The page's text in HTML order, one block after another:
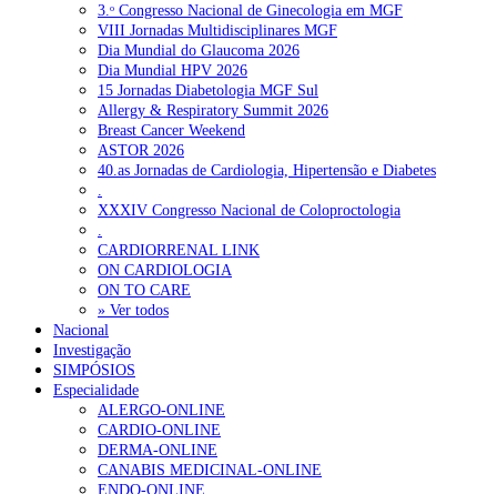
Quase 11.900 jovens recorreram aos cheques psicólogo e
nutricionista no primeiro mês 7 de Agosto, 2026
ULS de Coimbra estreia cirurgia endoscópica do ouvido com
apoio robótico em Portugal 7 de Agosto, 2026
Enfermeiros exigem esclarecimentos sobre eventual gestão
privada da ULS do Algarve 7 de Agosto, 2026
Ordem dos Médicos alerta para riscos no novo sistema de acesso
a consultas e cirurgias
Portugal está a formar os médicos de que precisa?
2026
NOTÍCIAS MAIS LIDAS
Enfermagem Forense. “Da urgência ao tribunal, cada
gesto conta e cada profissional faz a diferença”
202 visualizações
3.ᵒ Congresso Nacional de Ginecologia em MGF
VIII Jornadas Multidisciplinares MGF
Dia Mundial do Glaucoma 2026
Dia Mundial HPV 2026
15 Jornadas Diabetologia MGF Sul
Allergy & Respiratory Summit 2026
Breast Cancer Weekend
ASTOR 2026
40.as Jornadas de Cardiologia, Hipertensão e Diabetes
.
XXXIV Congresso Nacional de Coloproctologia
.
CARDIORRENAL LINK
ON CARDIOLOGIA
ON TO CARE
» Ver todos
Nacional
Investigação
SIMPÓSIOS
Especialidade
ALERGO-ONLINE
CARDIO-ONLINE
DERMA-ONLINE
CANABIS MEDICINAL-ONLINE
ENDO-ONLINE